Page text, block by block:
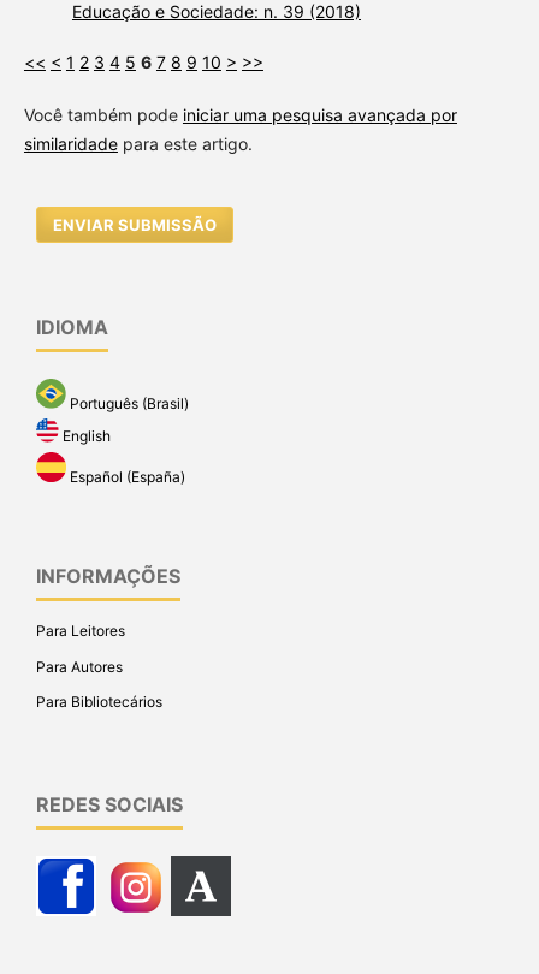
Educação e Sociedade: n. 39 (2018)
<< < 1 2 3 4 5 6 7 8 9 10 > >>
Você também pode iniciar uma pesquisa avançada por
similaridadepara este artigo.
ENVIAR SUBMISSÃO
IDIOMA
Português (Brasil)
English
Español (España)
INFORMAÇÕES
Para Leitores
Para Autores
Para Bibliotecários
REDES SOCIAIS